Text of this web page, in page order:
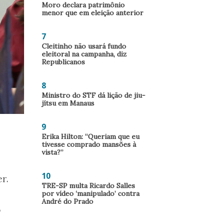
Moro declara patrimônio
menor que em eleição anterior
7
Cleitinho não usará fundo
eleitoral na campanha, diz
Republicanos
8
Ministro do STF dá lição de jiu-
jítsu em Manaus
9
Erika Hilton: “Queriam que eu
tivesse comprado mansões à
vista?”
10
TRE-SP multa Ricardo Salles
por vídeo ‘manipulado’ contra
André do Prado